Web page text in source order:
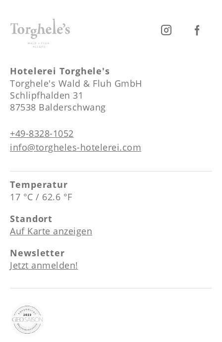
Hotelerei Torghele's
Torghele's Wald & Fluh GmbH
Schlipfhalden 31
87538 Balderschwang
+49-8328-1052
info@torgheles-hotelerei.com
Temperatur
17 °C / 62.6 °F
Standort
Auf Karte anzeigen
Newsletter
Jetzt anmelden!